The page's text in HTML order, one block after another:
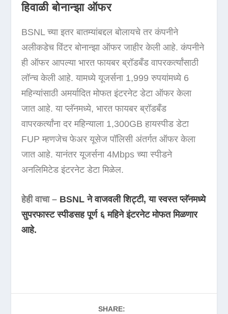
हिवाळी बोनान्झा ऑफर
BSNL च्या इतर बातम्यांबद्दल बोलायचे तर कंपनीने
अलीकडेच विंटर बोनान्झा ऑफर जाहीर केली आहे. कंपनीने
ही ऑफर आपल्या भारत फायबर ब्रॉडबँड वापरकर्त्यांसाठी
लॉन्च केली आहे. यामध्ये यूजर्सना 1,999 रुपयांमध्ये 6
महिन्यांसाठी अमर्यादित मोफत इंटरनेट डेटा ऑफर केला
जात आहे. या प्लॅनमध्ये, भारत फायबर ब्रॉडबँड
वापरकर्त्यांना दर महिन्याला 1,300GB हायस्पीड डेटा
FUP म्हणजेच फेअर यूसेज पॉलिसी अंतर्गत ऑफर केला
जात आहे. यानंतर यूजर्सना 4Mbps च्या स्पीडने
अनलिमिटेड इंटरनेट डेटा मिळेल.
हेही वाचा – BSNL ने वाजवली शिट्टी, या स्वस्त प्लॅनमध्ये
सुपरफास्ट स्पीडसह पूर्ण ६ महिने इंटरनेट मोफत मिळणार
आहे.
SHARE: